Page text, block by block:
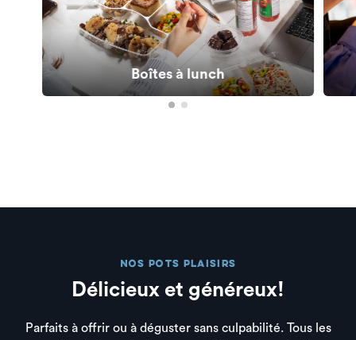
Boîtes à lunch
Nos pots plaisirs
Délicieux et généreux!
Parfaits à offrir ou à déguster sans culpabilité. Tous les